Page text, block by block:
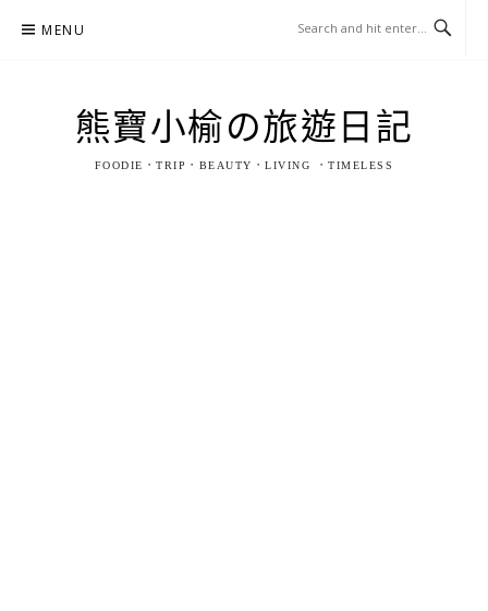
MENU
熊寶小榆の旅遊日記
FOODIE．TRIP．BEAUTY．LIVING ．TIMELESS